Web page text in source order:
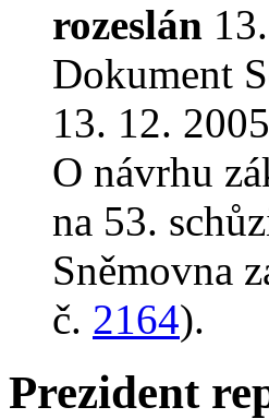
rozeslán
Dokument
13. 12.
O návrhu
na 53.
Sněmovna
č. 2164).
Prezident